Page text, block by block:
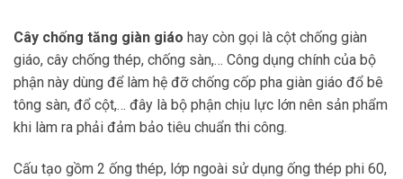
Cây chống tăng giàn giáo hay còn gọi là cột chống giàn
giáo, cây chống thép, chống sàn,… Công dụng chính của bộ
phận này dùng để làm hệ đỡ chống cốp pha giàn giáo đổ bê
tông sàn, đổ cột,… đây là bộ phận chịu lực lớn nên sản phẩm
khi làm ra phải đảm bảo tiêu chuẩn thi công.
Cấu tạo gồm 2 ống thép, lớp ngoài sử dụng ống thép phi 60,